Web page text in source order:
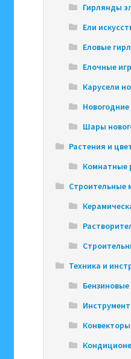
Гирлянды
Ели
Еловые
Елочные
Карусели
Шары
Растения и
Комнатные
Строительные
Техника и
Конвекторы